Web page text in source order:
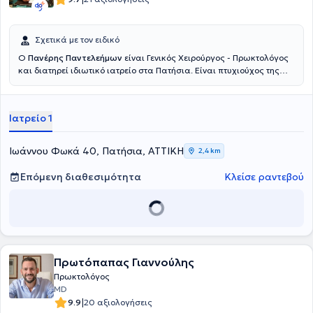
Σχετικά με τον ειδικό
Ο Πανέρης Παντελεήμων είναι Γενικός Χειρούργος - Πρωκτολόγος
και διατηρεί ιδιωτικό ιατρείο στα Πατήσια. Είναι πτυχιούχος της
Βουδαπέστη και ειδικεύτηκε στη γενική χειρουργική στο Γενικό
εμπειρία σε παθήσεις όπως οι αιμορροΐδες, η κήλη, στην
αιμορραγία εντέρου, στην επιμήκη γαστρεκτομή, στα κονδυλώματα,
στη μαστοπάθεια και στο συρίγγιο πρωκτού και παρέχει υπηρεσίες
αφαίρεσης ραμμάτων και λαπαροσκοπικής αντιμετώπισης κήλης.
Είναι συνεργάτης ιατρός του Ερρίκος Ντυνάν Hospital Center και
του Ιατρικού Κέντρου Παλαιού Φαλήρου και έχει διατελέσει
Νοσοκομείου Αθηνών "Ευαγγελισμός"και στη Χειρουργική Κλινική
του Ιατρικού Συλλόγου Αθηνών.
Ιατρείο 1
Ιωάννου Φωκά 40, Πατήσια, ΑΤΤΙΚΗ 2,4 km
Επόμενη διαθεσιμότητα Κλείσε ραντεβού
Πρωτόπαπας Γιαννούλης
Πρωκτολόγος
MD
9.9|20 αξιολογήσεις